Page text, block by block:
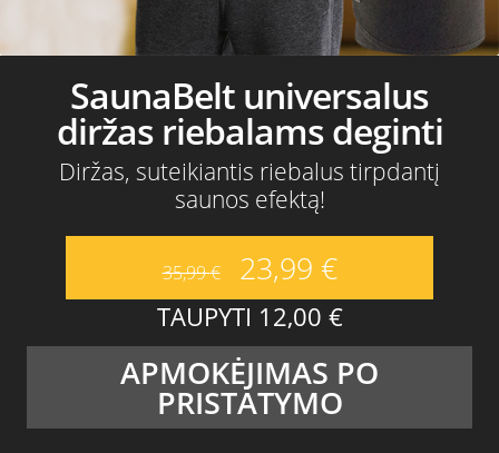
SaunaBelt universalus
diržas riebalams deginti
Diržas, suteikiantis riebalus tirpdantį
saunos efektą!
35,99€ 23,99 €
TAUPYTI 12,00 €
APMOKĖJIMAS PO
PRISTATYMO